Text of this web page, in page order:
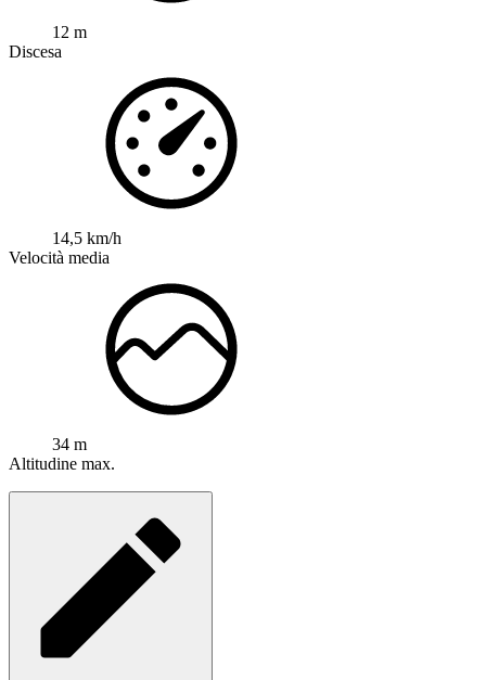
12 m
Discesa
14,5 km/h
Velocità media
34 m
Altitudine max.